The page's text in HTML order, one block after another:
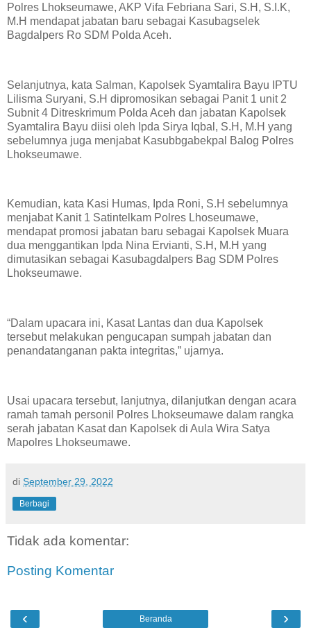
Polres Lhokseumawe, AKP Vifa Febriana Sari, S.H, S.I.K,
M.H mendapat jabatan baru sebagai Kasubagselek
Bagdalpers Ro SDM Polda Aceh.
Selanjutnya, kata Salman, Kapolsek Syamtalira Bayu IPTU
Lilisma Suryani, S.H dipromosikan sebagai Panit 1 unit 2
Subnit 4 Ditreskrimum Polda Aceh dan jabatan Kapolsek
Syamtalira Bayu diisi oleh Ipda Sirya Iqbal, S.H, M.H yang
sebelumnya juga menjabat Kasubbgabekpal Balog Polres
Lhokseumawe.
Kemudian, kata Kasi Humas, Ipda Roni, S.H sebelumnya
menjabat Kanit 1 Satintelkam Polres Lhoseumawe,
mendapat promosi jabatan baru sebagai Kapolsek Muara
dua menggantikan Ipda Nina Ervianti, S.H, M.H yang
dimutasikan sebagai Kasubagdalpers Bag SDM Polres
Lhokseumawe.
“Dalam upacara ini, Kasat Lantas dan dua Kapolsek
tersebut melakukan pengucapan sumpah jabatan dan
penandatanganan pakta integritas,” ujarnya.
Usai upacara tersebut, lanjutnya, dilanjutkan dengan acara
ramah tamah personil Polres Lhokseumawe dalam rangka
serah jabatan Kasat dan Kapolsek di Aula Wira Satya
Mapolres Lhokseumawe.
di September 29, 2022
Berbagi
Tidak ada komentar:
Posting Komentar
‹ ›
Beranda